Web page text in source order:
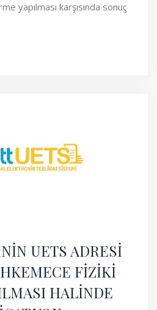
yapılması karşısında sonuç
UETS ADRESİ
FİZİKİ
HALİNDE